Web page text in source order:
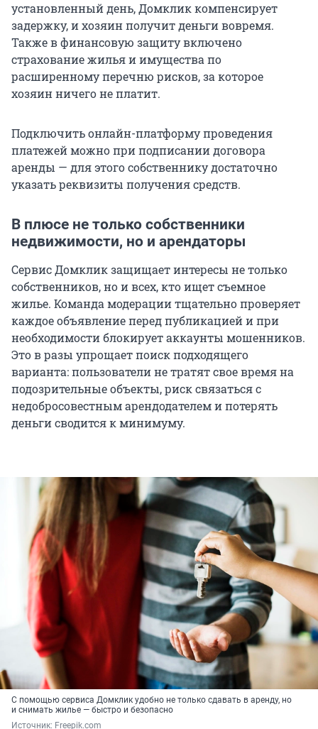
установленный день, Домклик компенсирует
задержку, и хозяин получит деньги вовремя.
Также в финансовую защиту включено
страхование жилья и имущества по
расширенному перечню рисков, за которое
хозяин ничего не платит.
Подключить онлайн-платформу проведения
платежей можно при подписании договора
аренды — для этого собственнику достаточно
указать реквизиты получения средств.
В плюсе не только собственники
недвижимости, но и арендаторы
Сервис Домклик защищает интересы не только
собственников, но и всех, кто ищет съемное
жилье. Команда модерации тщательно проверяет
каждое объявление перед публикацией и при
необходимости блокирует аккаунты мошенников.
Это в разы упрощает поиск подходящего
варианта: пользователи не тратят свое время на
подозрительные объекты, риск связаться с
недобросовестным арендодателем и потерять
деньги сводится к минимуму.
С помощью сервиса Домклик удобно не только сдавать в аренду, но
и снимать жилье — быстро и безопасно
Источник: Freepik.com